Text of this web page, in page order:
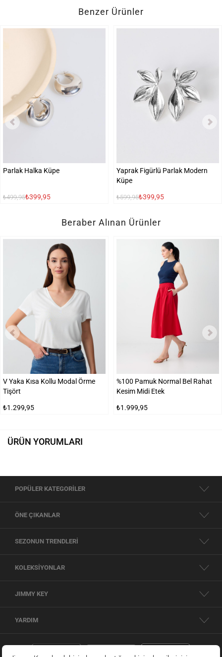
Benzer Ürünler
Parlak Halka Küpe
₺499,95₺399,95
Yaprak Figürlü Parlak Modern
Küpe
₺599,95₺399,95
Beraber Alınan Ürünler
V Yaka Kısa Kollu Modal Örme
Tişört
₺1.299,95
%100 Pamuk Normal Bel Rahat
Kesim Midi Etek
₺1.999,95
ÜRÜN YORUMLARI
POPÜLER KATEGORİLER
ÖNE ÇIKANLAR
SEZONUN TRENDLERİ
KOLEKSİYONLAR
JIMMY KEY
YARDIM